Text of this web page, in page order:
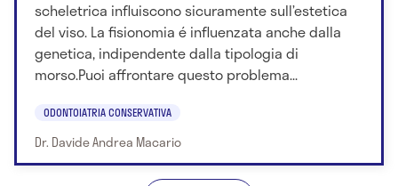
scheletrica influiscono sicuramente sull’estetica
del viso. La fisionomia é influenzata anche dalla
genetica, indipendente dalla tipologia di
morso.Puoi affrontare questo problema...
ODONTOIATRIA CONSERVATIVA
Dr. Davide Andrea Macario